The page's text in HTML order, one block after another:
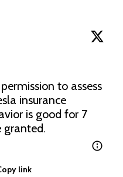
to assess
insurance
is good for 7
granted.
link